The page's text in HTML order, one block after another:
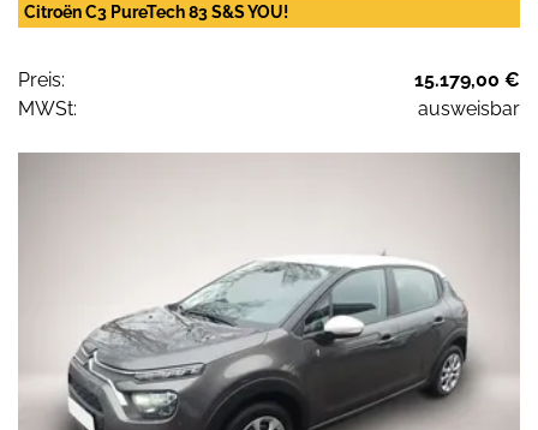
Citroën C3 PureTech 83 S&S YOU!
Preis:
15.179,00 €
MWSt:
ausweisbar